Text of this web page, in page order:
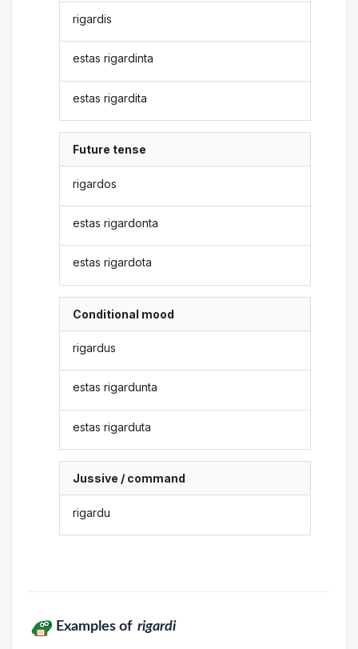
rigardis
estas rigardinta
estas rigardita
Future tense
rigardos
estas rigardonta
estas rigardota
Conditional mood
rigardus
estas rigardunta
estas rigarduta
Jussive / command
rigardu
Examples of rigardi